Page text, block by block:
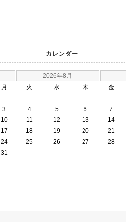
カレンダー
2026年8月
月 火 水 木 金
3 4 5 6 7
10 11 12 13 14
17 18 19 20 21
24 25 26 27 28
31